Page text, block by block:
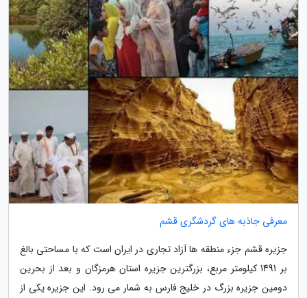
معرفی جاذبه های گردشگری قشم
جزیره قشم جزء منطقه ها آزاد تجاری در ایران است که با مساحتی بالغ
بر 1491 کیلومتر مربع، بزرگترین جزیره استان هرمزگان و بعد از بحرین
دومین جزیره بزرگ در خلیج فارس به شمار می رود. این جزیره یکی از